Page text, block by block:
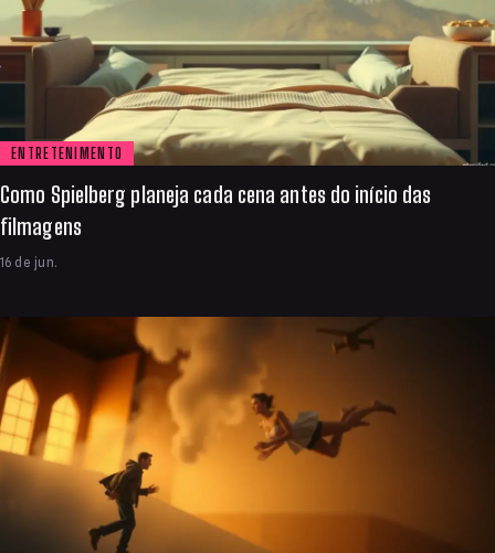
ENTRETENIMENTO
Como Spielberg planeja cada cena antes do início das
filmagens
16 de jun.